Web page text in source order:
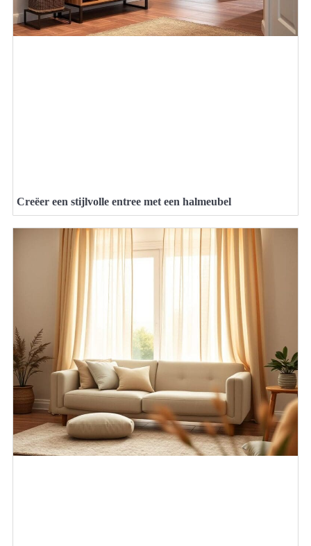
Creëer een stijlvolle entree met een halmeubel